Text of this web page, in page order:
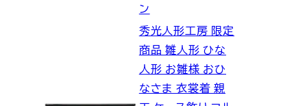
ン
秀光人形工房 限定
商品 雛人形 ひな
人形 お雛様 おひ
なさま 衣裳着 親